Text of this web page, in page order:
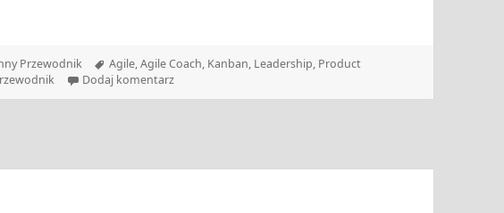
Przewodnik Tagi
Agile,Agile Coach, Kanban, Leadership, Product
Dodaj komentarzdo Zwinny Przewodnik – 9-15.07.2024